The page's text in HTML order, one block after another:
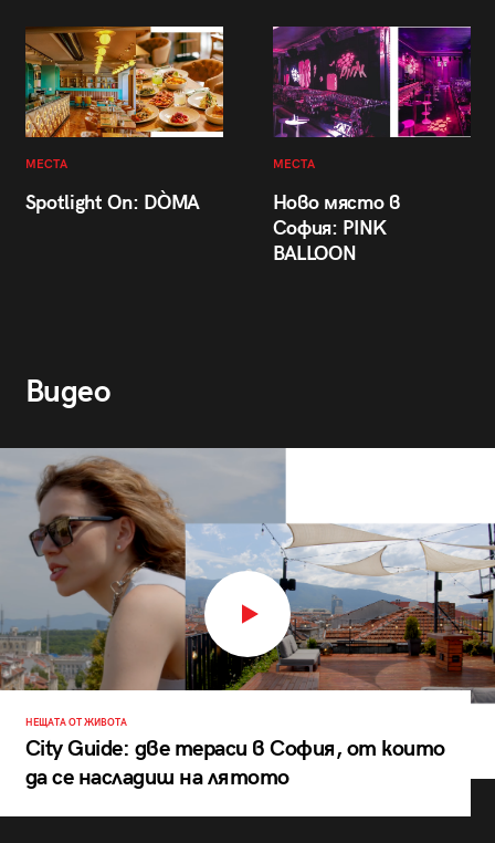
МЕСТА
Spotlight On: DÒMA
МЕСТА
Ново място в
София: PINK
BALLOON
Видео
НЕЩАТА ОТ ЖИВОТА
City Guide: две тераси в София, от които
да се насладиш на лятото